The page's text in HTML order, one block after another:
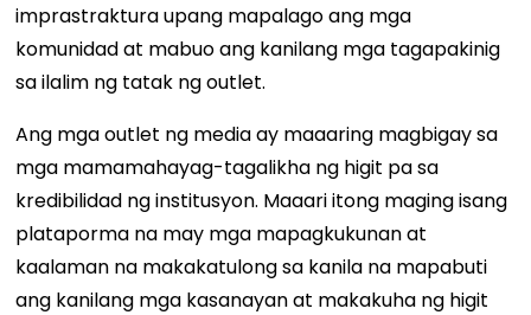
imprastraktura upang mapalago ang mga
komunidad at mabuo ang kanilang mga tagapakinig
sa ilalim ng tatak ng outlet.
Ang mga outlet ng media ay maaaring magbigay sa
mga mamamahayag-tagalikha ng higit pa sa
kredibilidad ng institusyon. Maaari itong maging isang
plataporma na may mga mapagkukunan at
kaalaman na makakatulong sa kanila na mapabuti
ang kanilang mga kasanayan at makakuha ng higit